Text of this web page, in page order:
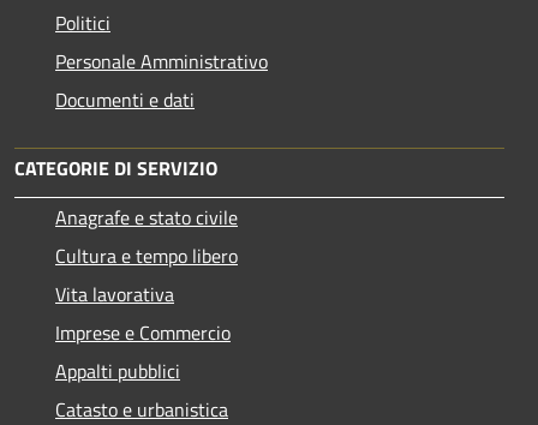
Politici
Personale Amministrativo
Documenti e dati
CATEGORIE DI SERVIZIO
Anagrafe e stato civile
Cultura e tempo libero
Vita lavorativa
Imprese e Commercio
Appalti pubblici
Catasto e urbanistica